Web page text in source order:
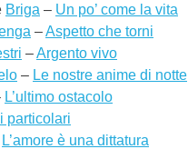
Briga – Un po’ come la vita
–Aspetto che torni
–Argento vivo
– Le nostre anime di notte
L’ultimo ostacolo
particolari
L’amore è una dittatura